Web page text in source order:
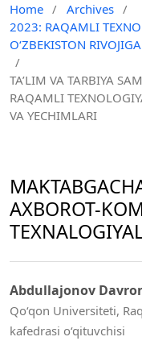
Home / Archives /
2023: RAQAMLI
O‘ZBEKISTON
/
TA’LIM VA TARBIYA
RAQAMLI
VA YECHIMLARI
AXBOROT-
Abdullajonov
Qo‘qon Universiteti,
kafedrasi o‘qituvchisi